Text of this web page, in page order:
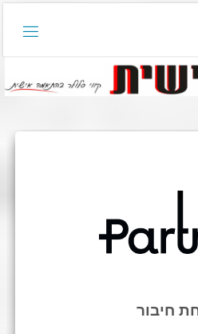
חיבור